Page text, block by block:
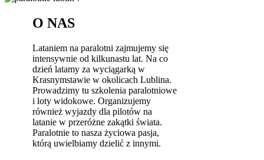
O NAS
Lataniem na paralotni zajmujemy się
intensywnie od kilkunastu lat. Na co
dzień latamy za wyciągarką w
Krasnymstawie w okolicach Lublina.
Prowadzimy tu szkolenia paralotniowe
i loty widokowe. Organizujemy
również wyjazdy dla pilotów na
latanie w przeróżne zakątki świata.
Paralotnie to nasza życiowa pasja,
którą uwielbiamy dzielić z innymi.